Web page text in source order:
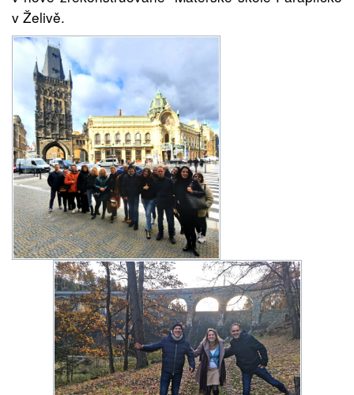
v Želivě.